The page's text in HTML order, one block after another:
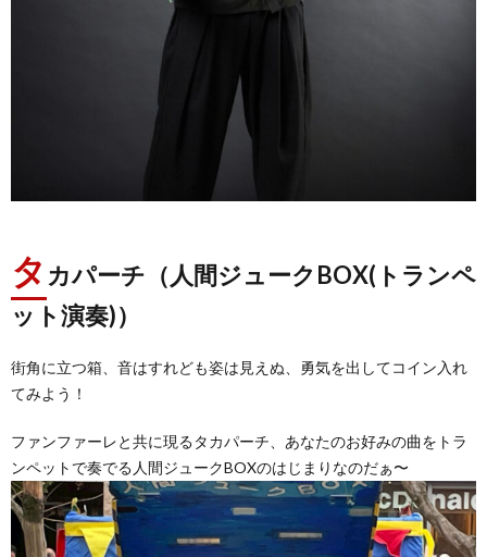
タ カパーチ（人間ジュークBOX(トランペ
ット演奏)）
街角に立つ箱、音はすれども姿は見えぬ、勇気を出してコイン入れ
てみよう！
ファンファーレと共に現るタカパーチ、あなたのお好みの曲をトラ
ンペットで奏でる人間ジュークBOXのはじまりなのだぁ〜